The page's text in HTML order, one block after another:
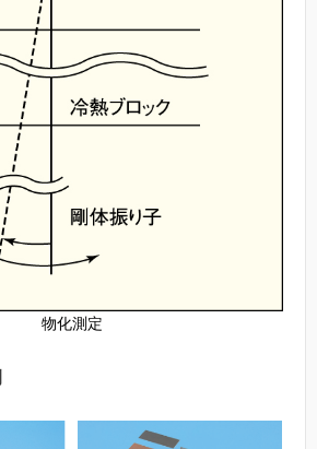
物化測定